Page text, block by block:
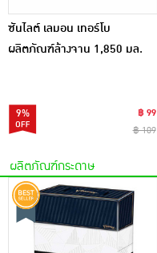
ซันไลต์ เลมอน เทอร์โบ
ผลิตภัณฑ์ล้างจาน 1,850 มล.
9%
฿ 99
฿ 109
ผลิตภัณฑ์กระดาษ